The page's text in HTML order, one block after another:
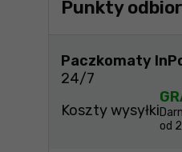
Punkty
Paczkomaty
24/7
Koszty wysyłki
od